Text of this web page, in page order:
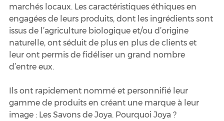
marchés locaux. Les caractéristiques éthiques en
engagées de leurs produits, dont les ingrédients sont
issus de l’agriculture biologique et/ou d’origine
naturelle, ont séduit de plus en plus de clients et
leur ont permis de fidéliser un grand nombre
d’entre eux.
Ils ont rapidement nommé et personnifié leur
gamme de produits en créant une marque à leur
image : Les Savons de Joya. Pourquoi Joya ?